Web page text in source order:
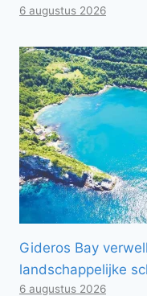
6 augustus 2026
Gideros Bay
landschappelijke
6 augustus 2026